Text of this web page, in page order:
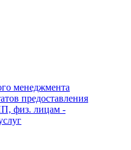
менеджмента
предоставления
физ. лицам -